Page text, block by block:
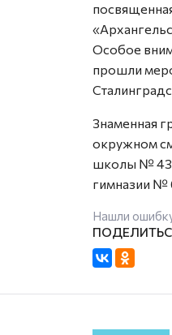
Особое
прошли
Знаменная
окружном
школы № 43
гимназии №
Нашли